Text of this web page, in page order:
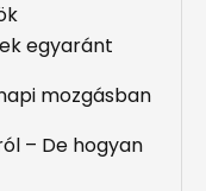
egyaránt
mozgásban
– De hogyan